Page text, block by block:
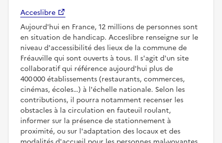
Acceslibre
Aujourd'hui en France, 12 millions de personnes sont
en situation de handicap. Acceslibre renseigne sur le
niveau d'accessibilité des lieux de la commune de
Fréauville qui sont ouverts à tous. Il s'agit d'un site
collaboratif qui référence aujourd'hui plus de
400 000 établissements (restaurants, commerces,
cinémas, écoles…) à l'échelle nationale. Selon les
contributions, il pourra notamment recenser les
obstacles à la circulation en fauteuil roulant,
informer sur la présence de stationnement à
proximité, ou sur l'adaptation des locaux et des